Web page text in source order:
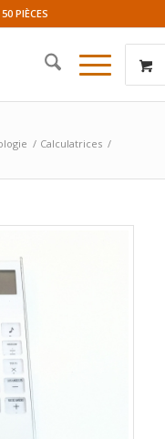
PIÈCES
/ Calculatrices /